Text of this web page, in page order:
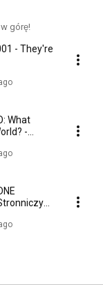
górę!
- They're
What
-